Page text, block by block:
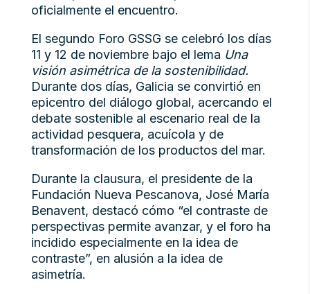
oficialmente el encuentro.
El segundo Foro GSSG se celebró los días
11 y 12 de noviembre bajo el lema Una
visión asimétrica de la sostenibilidad.
Durante dos días, Galicia se convirtió en
epicentro del diálogo global, acercando el
debate sostenible al escenario real de la
actividad pesquera, acuícola y de
transformación de los productos del mar.
Durante la clausura, el presidente de la
Fundación Nueva Pescanova, José María
Benavent, destacó cómo “el contraste de
perspectivas permite avanzar, y el foro ha
incidido especialmente en la idea de
contraste”, en alusión a la idea de
asimetría.